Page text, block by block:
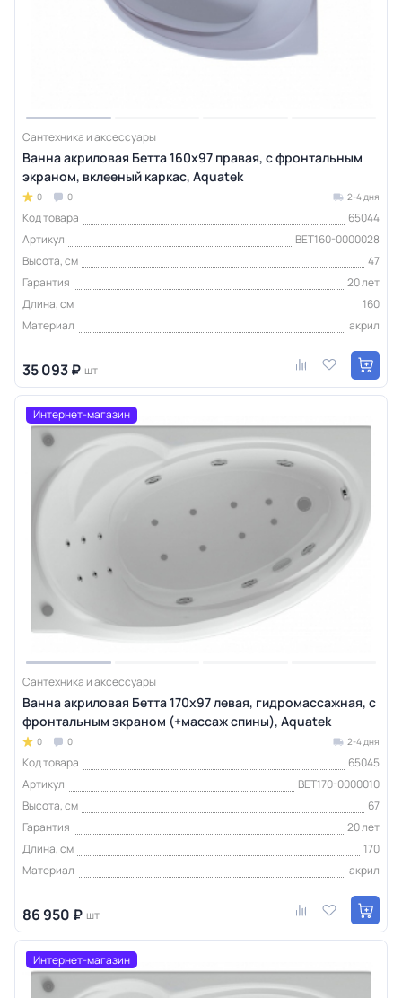
Сантехника и аксессуары
Ванна акриловая Бетта 160х97 правая, с фронтальным
экраном, вклееный каркас, Aquatek
0 0 2-4 дня
Код товара
65044
Артикул
BET160-0000028
Высота, см
47
Гарантия
20 лет
Длина, см
160
Материал
акрил
35 093 ₽ шт
Интернет-магазин
Сантехника и аксессуары
Ванна акриловая Бетта 170х97 левая, гидромассажная, с
фронтальным экраном (+массаж спины), Aquatek
0 0 2-4 дня
Код товара
65045
Артикул
BET170-0000010
Высота, см
67
Гарантия
20 лет
Длина, см
170
Материал
акрил
86 950 ₽ шт
Интернет-магазин